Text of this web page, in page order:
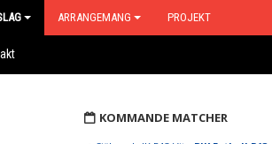
ARRANGEMANG PROJEKT
KOMMANDE MATCHER